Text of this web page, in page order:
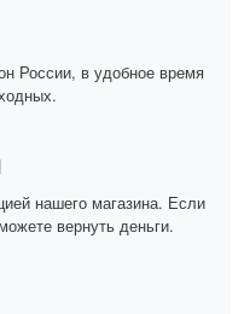
России, в удобное время
нашего магазина. Если
вернуть деньги.